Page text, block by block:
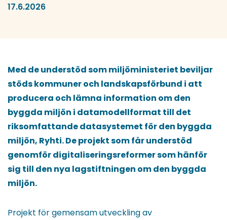
17.6.2026
Med de understöd som miljöministeriet beviljar
stöds kommuner och landskapsförbund i att
producera och lämna information om den
byggda miljön i datamodellformat till det
riksomfattande datasystemet för den byggda
miljön, Ryhti. De projekt som får understöd
genomför digitaliseringsreformer som hänför
sig till den nya lagstiftningen om den byggda
miljön.
Projekt för gemensam utveckling av